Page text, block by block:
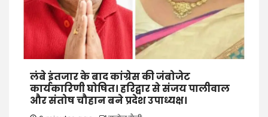
लंबे इंतजार के बाद कांग्रेस की जंबोजेट
कार्यकारिणी घोषित। हरिद्वार से संजय पालीवाल
और संतोष चौहान बने प्रदेश उपाध्यक्ष।